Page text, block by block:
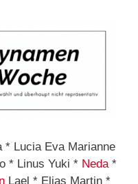
* Lucia Eva Marianne
* Linus Yuki * Neda*
Lael * Elias Martin *